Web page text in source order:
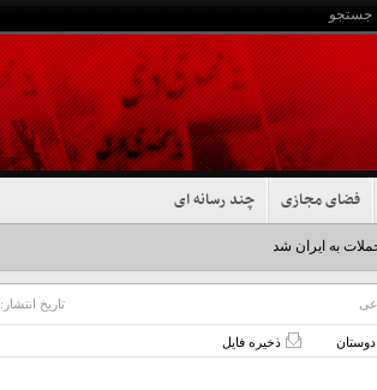
جستجو
فضای مجازی چند رسانه ای
به ایران شد+فیلم
تاریخ انتشار:
ذخیره فایل